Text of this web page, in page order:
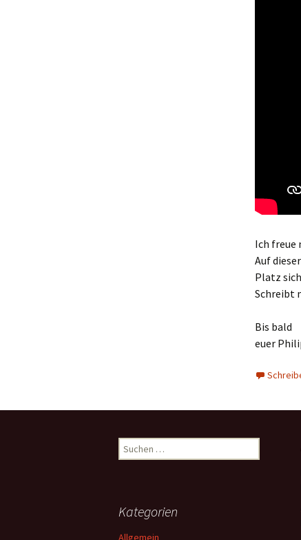
Ich freue
Auf
Platz
Schreibt
Bis bald
euer
Suchen
nach:
Kategorien
Allgemein